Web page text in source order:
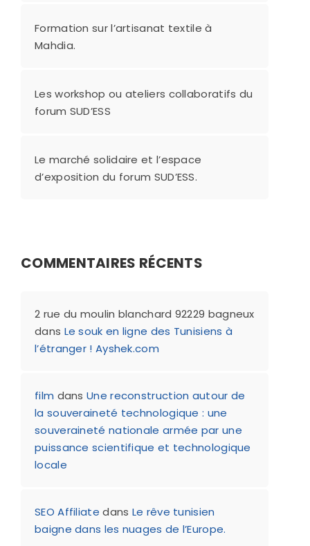
Formation sur l’artisanat textile à
Mahdia.
Les workshop ou ateliers collaboratifs du
forum SUD’ESS
Le marché solidaire et l’espace
d’exposition du forum SUD’ESS.
COMMENTAIRES RÉCENTS
2 rue du moulin blanchard 92229 bagneux
dans Le souk en ligne des Tunisiens à
l’étranger ! Ayshek.com
film dansUne reconstruction autour de
la souveraineté technologique : une
souveraineté nationale armée par une
puissance scientifique et technologique
locale
SEO Affiliate dans Le rêve tunisien
baigne dans les nuages de l’Europe.